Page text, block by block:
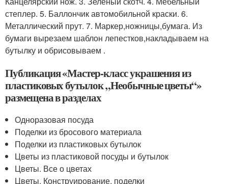
степлер. 5. Баллончик автомобильной краски. 6.
Металлический прут. 7. Маркер,ножницы,бумага. Из
бумаги вырезаем шаблон лепестков,накладываем на
бутылку и обрисовываем .
Публикация «Мастер-класс украшения из
пластиковых бутылок „Необычные цветы“»
размещена в разделах
Одноразовая посуда
Поделки из бросового материала
Поделки из пластиковых бутылок
Цветы из пластиковой посуды и бутылок
Цветы. Все о цветах
Цветы. Конструирование, поделки